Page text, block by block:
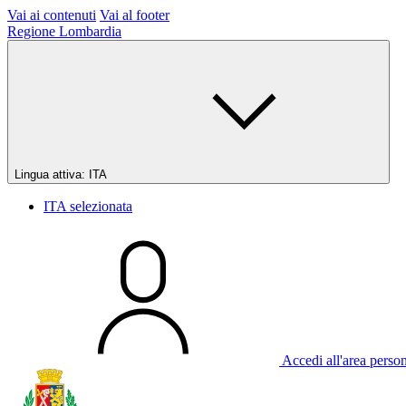
Vai ai contenuti Vai al footer
Regione Lombardia
Lingua attiva: ITA
ITA selezionata
Accedi all'area